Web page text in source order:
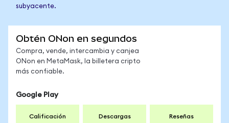
subyacente.
Obtén ONon en segundos
Compra, vende, intercambia y canjea
ONon en MetaMask, la billetera cripto
más confiable.
Google Play
Calificación Descargas Reseñas